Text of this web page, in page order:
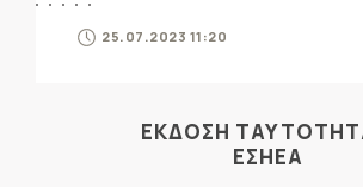
25.07.2023 11:20
ΕΚΔΟΣΗ
ΕΣΗΕΑ